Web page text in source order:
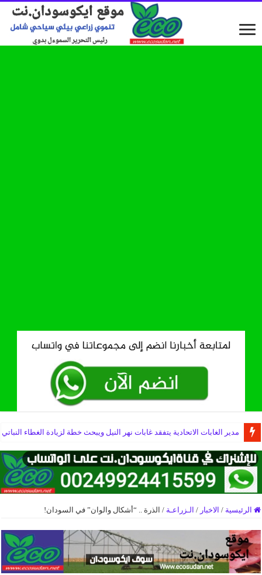
مدير الغابات الاتحادية يتفقد غابات نهر النيل ويبحث خطة لزيادة الغطاء النباتي
الرئيسية / الاخبار / الـزراعـة / الذرة .. “أشكال والوان” في السودان!